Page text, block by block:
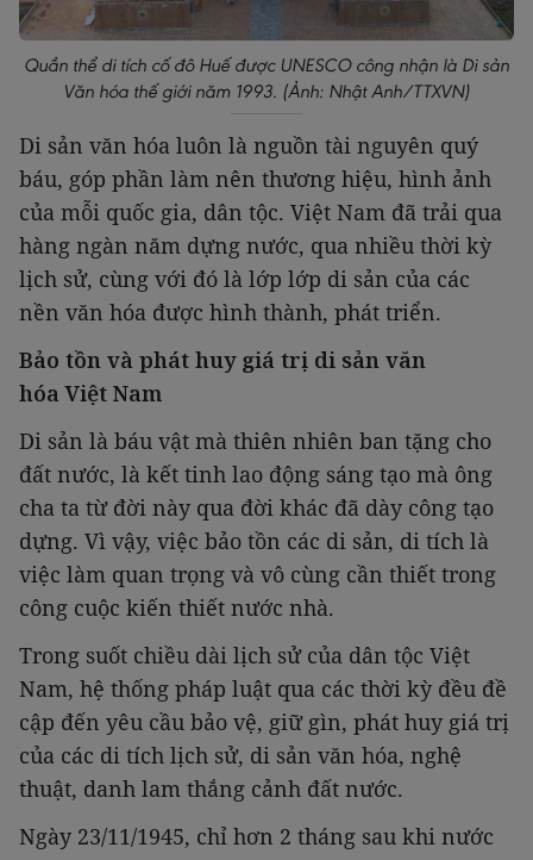
Quần thể di tích cố đô Huế được UNESCO công nhận là Di sản
Văn hóa thế giới năm 1993. (Ảnh: Nhật Anh/TTXVN)
Di sản văn hóa luôn là nguồn tài nguyên quý
báu, góp phần làm nên thương hiệu, hình ảnh
của mỗi quốc gia, dân tộc. Việt Nam đã trải qua
hàng ngàn năm dựng nước, qua nhiều thời kỳ
lịch sử, cùng với đó là lớp lớp di sản của các
nền văn hóa được hình thành, phát triển.
Bảo tồn và phát huy giá trị di sản văn
hóa Việt Nam
Di sản là báu vật mà thiên nhiên ban tặng cho
đất nước, là kết tinh lao động sáng tạo mà ông
cha ta từ đời này qua đời khác đã dày công tạo
dựng. Vì vậy, việc bảo tồn các di sản, di tích là
việc làm quan trọng và vô cùng cần thiết trong
công cuộc kiến thiết nước nhà.
Trong suốt chiều dài lịch sử của dân tộc Việt
Nam, hệ thống pháp luật qua các thời kỳ đều đề
cập đến yêu cầu bảo vệ, giữ gìn, phát huy giá trị
của các di tích lịch sử, di sản văn hóa, nghệ
thuật, danh lam thắng cảnh đất nước.
Ngày 23/11/1945, chỉ hơn 2 tháng sau khi nước